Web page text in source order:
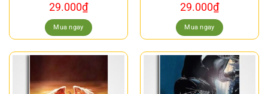
29.000₫
Mua ngay
29.000₫
Mua ngay